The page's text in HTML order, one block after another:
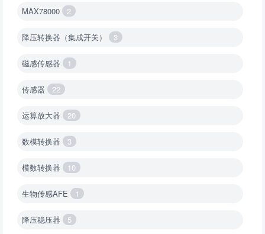
MAX78000 2
降压转换器（集成开关） 3
磁感传感器 1
传感器 22
运算放大器 20
数模转换器 3
模数转换器 10
生物传感AFE 1
降压稳压器 5